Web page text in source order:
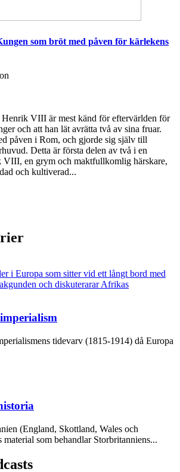
som bröt med påven för kärlekens
Henrik VIII är mest känd för eftervärlden för
och att han lät avrätta två av sina fruar.
påven i Rom, och gjorde sig själv till
Detta är första delen av två i en
VIII, en grym och maktfullkomlig härskare,
och kultiverad...
tidevarv (1815-1914) då Europa
(England, Skottland, Wales och
som behandlar Storbritanniens...